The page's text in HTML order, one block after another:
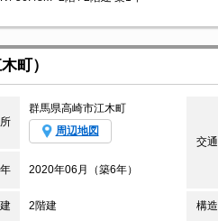
町）
群馬県高崎市江木町
周辺地図
交通
2020年06月（築6年）
2階建 構造